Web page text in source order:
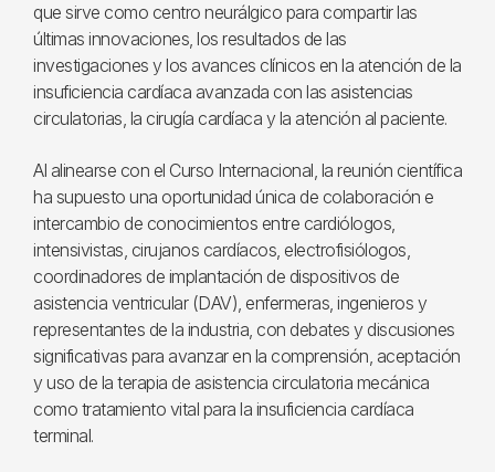
que sirve como centro neurálgico para compartir las
últimas innovaciones, los resultados de las
investigaciones y los avances clínicos en la atención de la
insuficiencia cardíaca avanzada con las asistencias
circulatorias, la cirugía cardíaca y la atención al paciente.
Al alinearse con el Curso Internacional, la reunión científica
ha supuesto una oportunidad única de colaboración e
intercambio de conocimientos entre cardiólogos,
intensivistas, cirujanos cardíacos, electrofisiólogos,
coordinadores de implantación de dispositivos de
asistencia ventricular (DAV), enfermeras, ingenieros y
representantes de la industria, con debates y discusiones
significativas para avanzar en la comprensión, aceptación
y uso de la terapia de asistencia circulatoria mecánica
como tratamiento vital para la insuficiencia cardíaca
terminal.